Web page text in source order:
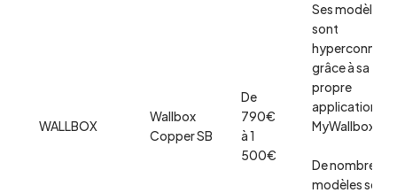
WALLBOX
Wallbox
Copper SB
De
790€
à 1
500€
Ses modèles
sont
grâce à sa
propre
application
MyWallbox.
De nombreux
modèles sont